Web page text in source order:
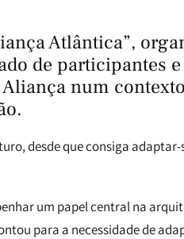
Atlântica”,
de participantes e
num contexto
desde que consiga adaptar-
um papel central na
para a necessidade de